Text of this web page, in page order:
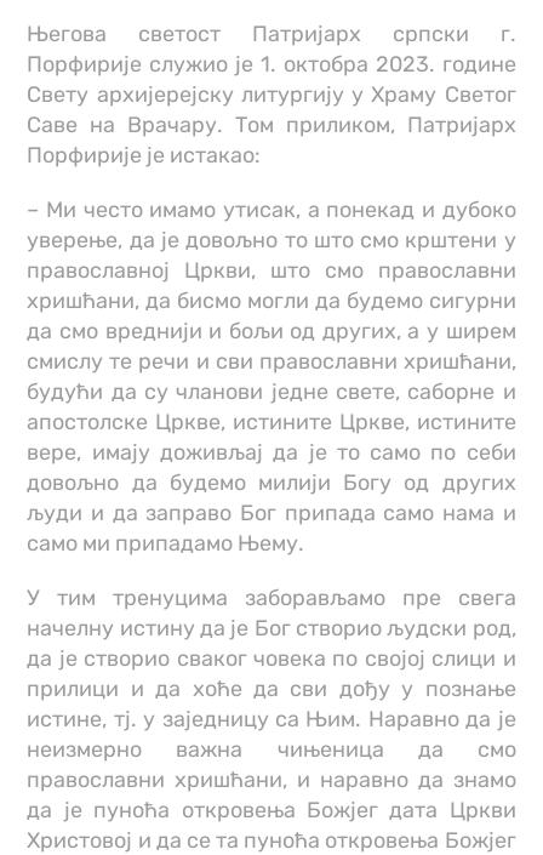
Његова светост Патријарх српски г.
Порфирије служио је 1. октобра 2023. године
Свету архијерејску литургију у Храму Светог
Саве на Врачару. Том приликом, Патријарх
Порфирије је истакао:
– Ми често имамо утисак, а понекад и дубоко
уверење, да је довољно то што смо крштени у
православној Цркви, што смо православни
хришћани, да бисмо могли да будемо сигурни
да смо вреднији и бољи од других, а у ширем
смислу те речи и сви православни хришћани,
будући да су чланови једне свете, саборне и
апостолске Цркве, истините Цркве, истините
вере, имају доживљај да је то само по себи
довољно да будемо милији Богу од других
људи и да заправо Бог припада само нама и
само ми припадамо Њему.
У тим тренуцима заборављамо пре свега
начелну истину да је Бог створио људски род,
да је створио сваког човека по својој слици и
прилици и да хоће да сви дођу у познање
истине, тј. у заједницу са Њим. Наравно да је
неизмерно важна чињеница да смо
православни хришћани, и наравно да знамо
да је пуноћа откровења Божјег дата Цркви
Христовој и да се та пуноћа откровења Божјег